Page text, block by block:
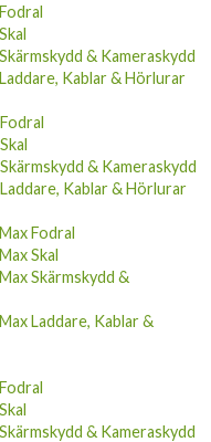
& Kameraskydd
Kablar & Hörlurar
& Kameraskydd
Kablar & Hörlurar
Fodral
Skal
Skärmskydd &
Laddare, Kablar &
& Kameraskydd